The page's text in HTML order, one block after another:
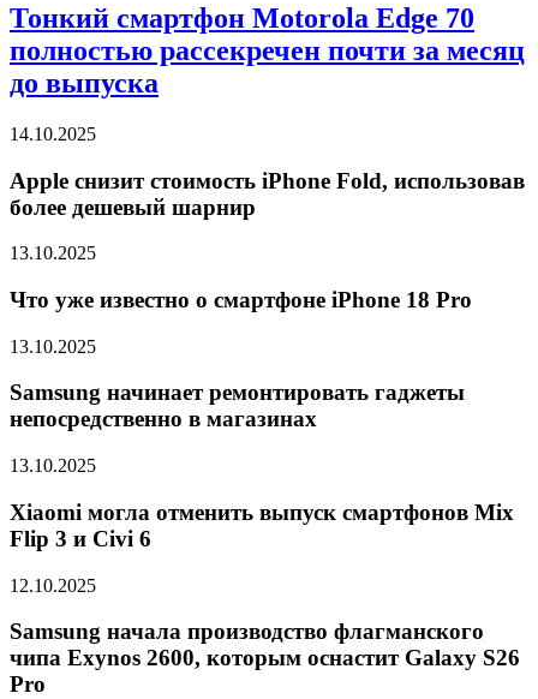
Тонкий смартфон Motorola Edge 70
полностью рассекречен почти за месяц
до выпуска
14.10.2025
Apple снизит стоимость iPhone Fold, использовав
более дешевый шарнир
13.10.2025
Что уже известно о смартфоне iPhone 18 Pro
13.10.2025
Samsung начинает ремонтировать гаджеты
непосредственно в магазинах
13.10.2025
Xiaomi могла отменить выпуск смартфонов Mix
Flip 3 и Civi 6
12.10.2025
Samsung начала производство флагманского
чипа Exynos 2600, которым оснастит Galaxy S26
Pro